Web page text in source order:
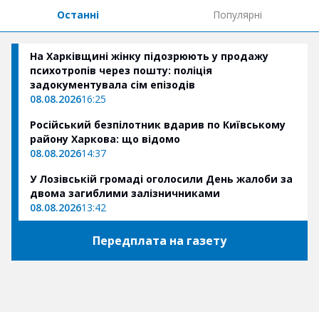
Останні Популярні
На Харківщині жінку підозрюють у продажу
психотропів через пошту: поліція
задокументувала сім епізодів
08.08.202616:25
Російський безпілотник вдарив по Київському
району Харкова: що відомо
08.08.202614:37
У Лозівській громаді оголосили День жалоби за
двома загиблими залізничниками
08.08.202613:42
Передплата на газету